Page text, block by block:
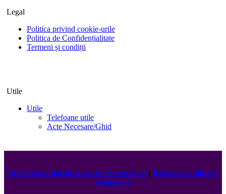
Legal
Politica privind cookie-urile
Politica de Confidențialitate
Termeni și condiții
Utile
Utile
Telefoane utile
Acte Necesare/Ghid
Prelucrarea datelor cu caracter personal | Politica de utilizare
cookie-uri